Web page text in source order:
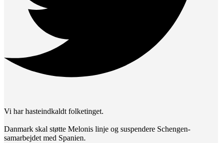
Vi har hasteindkaldt folketinget.
Danmark skal støtte Melonis linje og suspendere Schengen-
samarbejdet med Spanien.